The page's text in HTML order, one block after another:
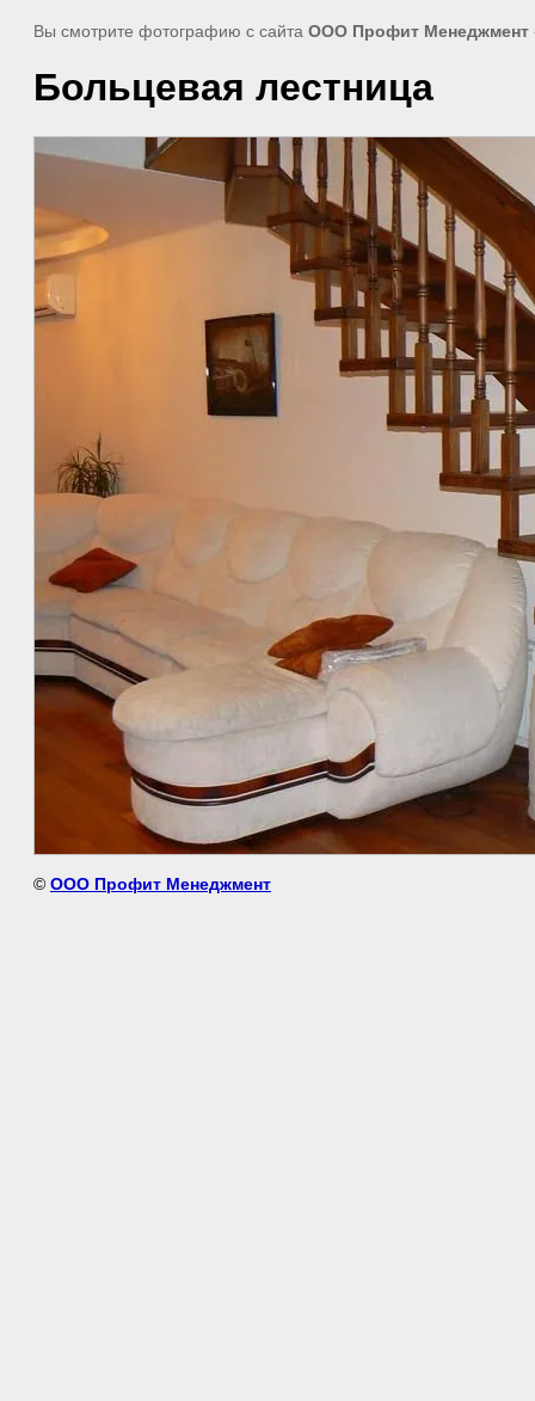
Вы смотрите фотографию с сайта ООО Профит Менеджмент
Больцевая лестница
© ООО Профит Менеджмент